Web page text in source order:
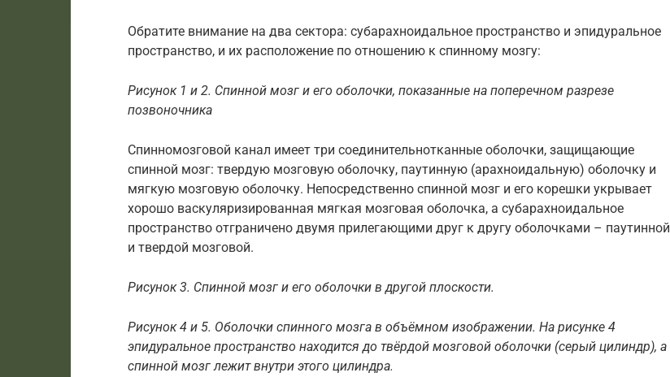
Обратите внимание на два сектора: субарахноидальное пространство и эпидуральное
пространство, и их расположение по отношению к спинному мозгу:
Рисунок 1 и 2. Спинной мозг и его оболочки, показанные на поперечном разрезе
позвоночника
Спинномозговой канал имеет три соединительнотканные оболочки, защищающие
спинной мозг: твердую мозговую оболочку, паутинную (арахноидальную) оболочку и
мягкую мозговую оболочку. Непосредственно спинной мозг и его корешки укрывает
хорошо васкуляризированная мягкая мозговая оболочка, а субарахноидальное
пространство отграничено двумя прилегающими друг к другу оболочками – паутинной
и твердой мозговой.
Рисунок 3. Спинной мозг и его оболочки в другой плоскости.
Рисунок 4 и 5. Оболочки спинного мозга в объёмном изображении. На рисунке 4
эпидуральное пространство находится до твёрдой мозговой оболочки (серый цилиндр), а
спинной мозг лежит внутри этого цилиндра.